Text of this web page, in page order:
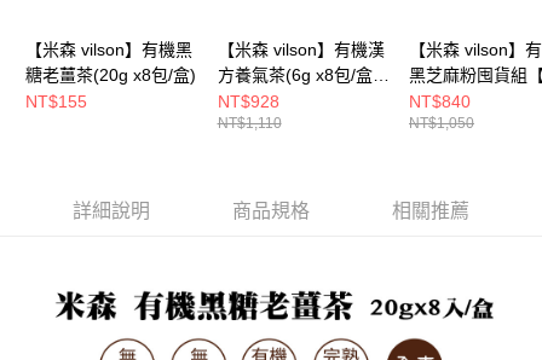
任。
４．使用「AFTEE先享後付」時，將依據個別帳號之用戶狀況，依本公司即
時審查核予不同之上限額度；若仍有額度不足之情形，本公司將視審查結果
請求用戶進行身份認證。
５．嚴禁一人註冊多個帳號或使用他人資訊註冊。若發現惡意使用之情形，
【米森 vilson】有機黑
糖老薑茶(20g x8包/盒)
NT$155
【米森 vilson】有機漢
方養氣茶(6g x8包/盒)
【6盒/12盒】【APP限
定－免運】◆
NT$928
NT$1,110
【米森 vilson】
黑芝麻粉囤貨組
罐/6罐】【APP
免運】◆
NT$840
NT$1,050
詳細說明 商品規格 相關推薦